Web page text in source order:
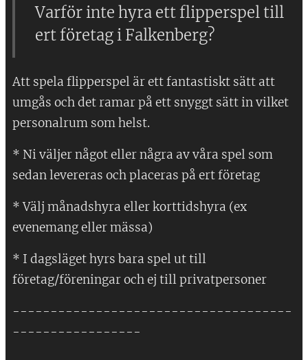
Varför inte hyra ett flipperspel till
ert företag i Falkenberg?
Att spela flipperspel är ett fantastiskt sätt att
umgås och det ramar på ett snyggt sätt in vilket
personalrum som helst.
* Ni väljer något eller några av våra spel som
sedan levereras och placeras på ert företag
* Välj månadshyra eller korttidshyra (ex
evenemang eller mässa)
* I dagsläget hyrs bara spel ut till
företag/föreningar och ej till privatpersoner
-------------------------------------
-----------------